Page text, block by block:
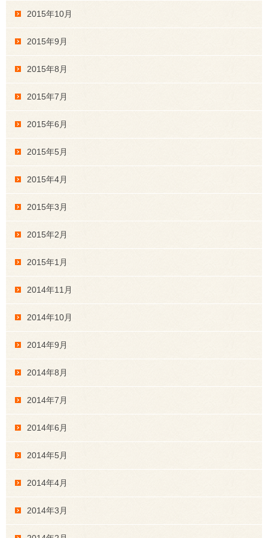
2015年10月
2015年9月
2015年8月
2015年7月
2015年6月
2015年5月
2015年4月
2015年3月
2015年2月
2015年1月
2014年11月
2014年10月
2014年9月
2014年8月
2014年7月
2014年6月
2014年5月
2014年4月
2014年3月